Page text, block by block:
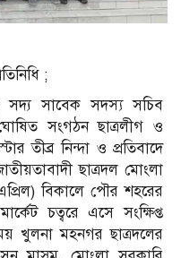
;
সদ্য সাবেক সদস্য সচিব
সংগঠন ছাত্রলীগ ও
তীব্র নিন্দা ও প্রতিবাদে
ছাত্রদল মোংলা
বিকালে পৌর শহরের
চত্বরে এসে সংক্ষিপ্ত
খুলনা মহনগর ছাত্রদলের